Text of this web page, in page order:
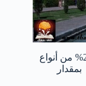
– البرازيل موطن 20% من أنواع